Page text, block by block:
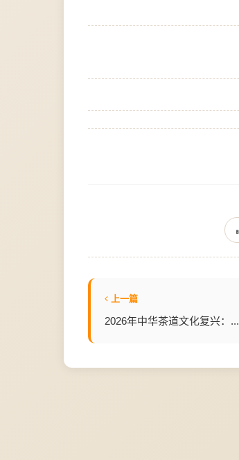
上一篇
2026年中华茶道文化复兴：...